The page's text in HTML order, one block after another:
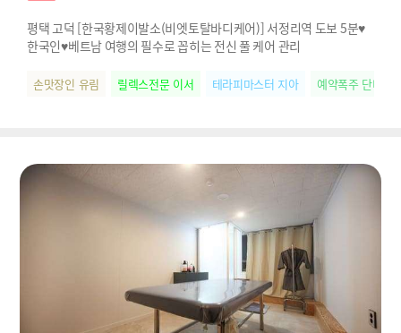
평택 고덕 [한국황제이발소(비엣토탈바디케어)] 서정리역 도보 5분♥
한국인♥베트남 여행의 필수로 꼽히는 전신 풀 케어 관리
손맛장인 유림 릴렉스전문 이서 테라피마스터 지아 예약폭주 단비